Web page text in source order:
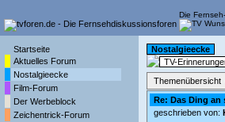
Die
Startseite
Aktuelles Forum
Nostalgieecke
Film-Forum
Der Werbeblock
Zeichentrick-Forum
Nostalgieecke
TV-
Themenübersicht
Re: Das Ding
geschrieben von: